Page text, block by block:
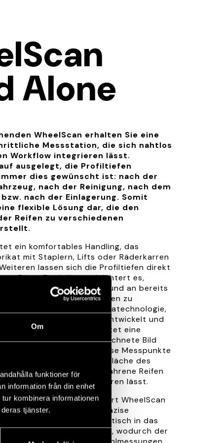
Om
funktioner för
information från din enhet
kombinera informationen
tjänster.
Alone
WheelScan erhalten Sie eine
Messstation, die sich nahtlos
Workflow integrieren lässt.
ausgelegt, die Profiltiefen
dies gewünscht ist: nach der
nach der Reinigung, nach dem
nach der Einlagerung. Somit
flexible Lösung dar, die den
Reifen zu verschiedenen
ein komfortables Handling, das
mit Staplern, Lifts oder Räderkarren
lassen sich die Profiltiefen direkt
Diese Flexibilität erleichtert es,
Arbeitsumfeld und an bereits
anzupassen. Das Verfahren zu
stereoskopischer Kameratechnologie,
SAAB über Jahre entwickelt und
wurde. Diese Technik bietet eine
bei welcher jedes aufgezeichnete Bild
Messpunkten enthält. Diese Messpunkte
über die gesamte Lauffläche des
wodurch sich abgefahrene Reifen
unschwer identifizieren lässt.
an Messpunkten liefert WheelScan
oder nassen Reifen präzise
Resultate werden automatisch in das
des Hauses übertragen, wodurch der